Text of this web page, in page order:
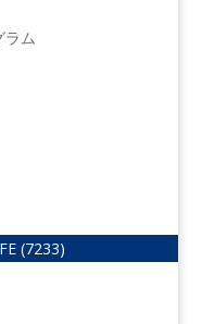
ラム
(7233)